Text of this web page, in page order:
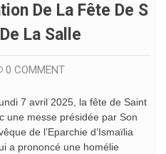
De La Fête De S
La Salle
0 COMMENT
7 avril 2025, la fête de Saint
une messe présidée par Son
de l’Eparchie d’Ismaïlia
a prononcé une homélie